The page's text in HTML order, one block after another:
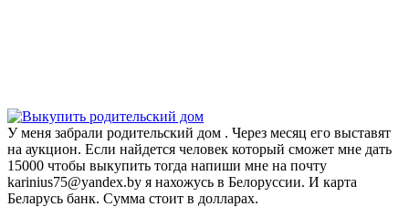
У меня забрали родительский дом . Через месяц его выставят
на аукцион. Если найдется человек который сможет мне дать
15000 чтобы выкупить тогда напиши мне на почту
karinius75@yandex.by я нахожусь в Белоруссии. И карта
Беларусь банк. Сумма стоит в долларах.